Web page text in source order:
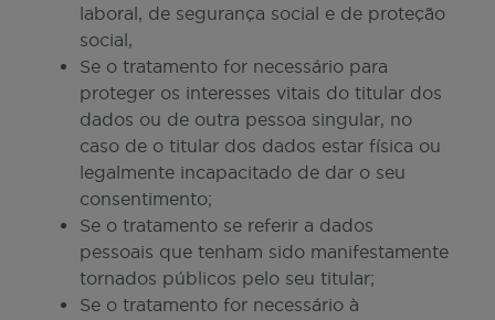
laboral, de segurança social e de proteção
social,
Se o tratamento for necessário para
proteger os interesses vitais do titular dos
dados ou de outra pessoa singular, no
caso de o titular dos dados estar física ou
legalmente incapacitado de dar o seu
consentimento;
Se o tratamento se referir a dados
pessoais que tenham sido manifestamente
tornados públicos pelo seu titular;
Se o tratamento for necessário à